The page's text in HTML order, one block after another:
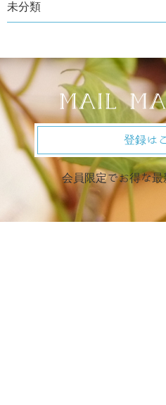
未分類
登録は
会員限定でお得な